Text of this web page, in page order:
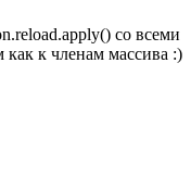
со всеми
к членам массива :)